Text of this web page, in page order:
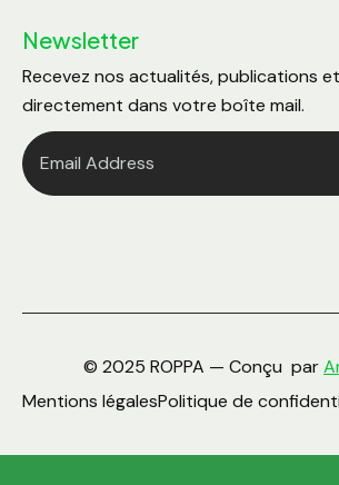
Newsletter
Recevez nos actualités, publications
directement dans votre boîte mail.
© 2025 ROPPA — Conçu par
Mentions légalesPolitique de